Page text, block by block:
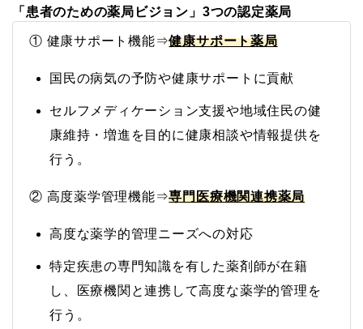
「患者のための薬局ビジョン」3つの認定薬局
① 健康サポート機能⇒健康サポート薬局
国民の病気の予防や健康サポートに貢献
セルフメディケーション支援や地域住民の健
康維持・増進を目的に健康相談や情報提供を
行う。
② 高度薬学管理機能⇒専門医療機関連携薬局
高度な薬学的管理ニーズへの対応
特定疾患の専門知識を有した薬剤師が在籍
し、医療機関と連携して高度な薬学的管理を
行う。